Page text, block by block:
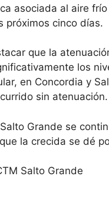
asociada al aire
próximos cinco días.
que la
los
en Concordia y
sin atenuación.
Grande se
la crecida se dé
Salto Grande